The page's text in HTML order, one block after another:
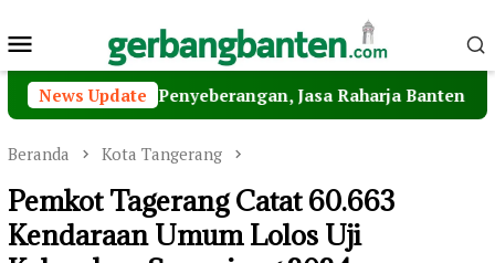
ke
Menu
Mobile
News Update
Penyeberangan, Jasa Raharja Banten Hadiri
Beranda Kota Tangerang
Pemkot Tagerang Catat 60.663
Kendaraan Umum Lolos Uji